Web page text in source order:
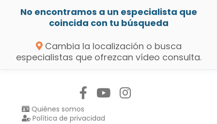
No encontramos a un especialista que
coincida con tu búsqueda
Cambia la localización o busca
especialistas que ofrezcan vídeo consulta.
Quiénes somos
Política de privacidad